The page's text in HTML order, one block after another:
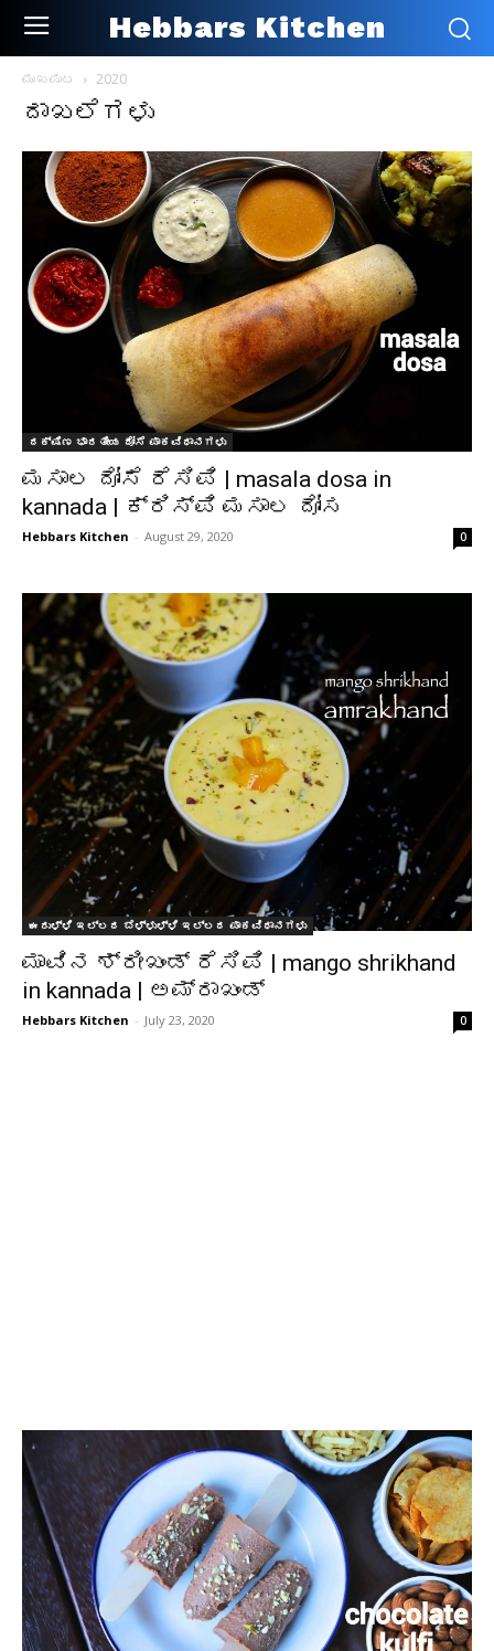
Hebbars Kitchen
ಮುಖಪುಟ 2020
ದಾಖಲೆಗಳು
ದಕ್ಷಿಣ ಭಾರತೀಯ ದೋಸೆ ಪಾಕವಿಧಾನಗಳು
ಮಸಾಲ ದೋಸೆ ರೆಸಿಪಿ | masala dosa in
kannada | ಕ್ರಿಸ್ಪಿ ಮಸಾಲ ದೋಸ
Hebbars Kitchen - August 29, 2020 0
ಈರುಳ್ಳಿ ಇಲ್ಲದ ಬೆಳ್ಳುಳ್ಳಿ ಇಲ್ಲದ ಪಾಕವಿಧಾನಗಳು
ಮಾವಿನ ಶ್ರೀಖಂಡ್ ರೆಸಿಪಿ | mango shrikhand
in kannada | ಅಮ್ರಾಖಂಡ್
Hebbars Kitchen - July 23, 2020 0